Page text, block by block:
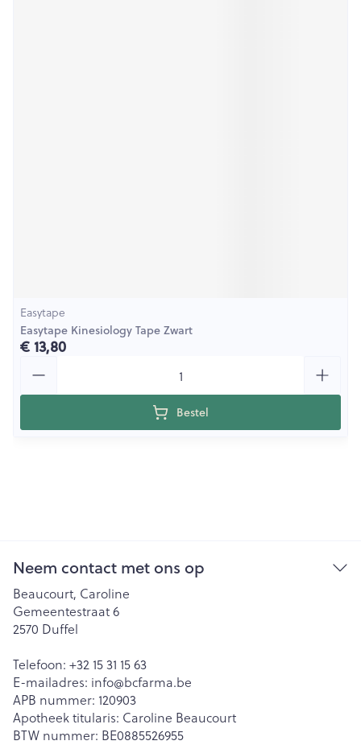
Easytape
Easytape Kinesiology Tape Zwart
€ 13,80
Bestel
Neem contact met ons op
Beaucourt, Caroline
Gemeentestraat 6
2570 Duffel
Telefoon: +32 15 31 15 63
E-mailadres: info@bcfarma.be
APB nummer: 120903
Apotheek titularis: Caroline Beaucourt
BTW nummer: BE0885526955